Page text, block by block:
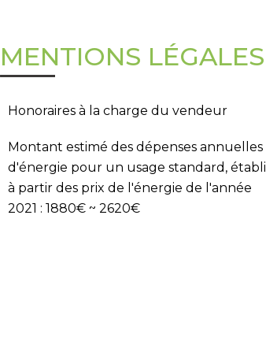
MENTIONS LÉGALES
Honoraires à la charge du vendeur
Montant estimé des dépenses annuelles
d'énergie pour un usage standard, établi
à partir des prix de l'énergie de l'année
2021 : 1880€ ~ 2620€